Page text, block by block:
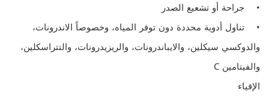
• جراحة أو تشعيع الصدر
• تناول أدوية محددة دون توفر المياه، وخصوصاً الاندرونات،
والدوكسي سيكلين، والايباندرونات، والريزيدرونات، والتتراسكلين،
والفيتامين C
الإقياء